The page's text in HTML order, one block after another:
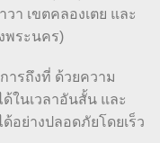
า เขตคลองเตย และ
พระนคร)
ารถึงที่ ด้วยความ
ในเวลาอันสั้น และ
ย่างปลอดภัยโดยเร็ว